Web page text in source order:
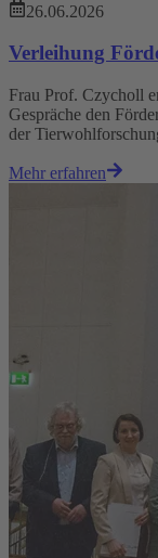
26.06.2026
Verleihung
Frau Prof. Czycholl
Gespräche den
der
Mehr erfahren